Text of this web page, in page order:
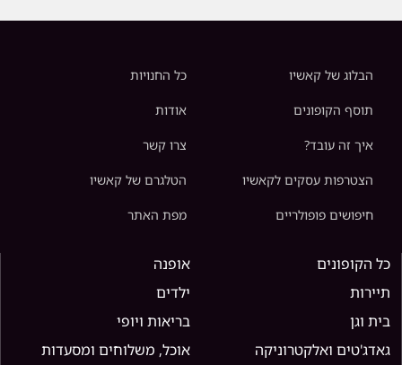
הבלוג של קאשיו כל החנויות
תוסף הקופונים אודות
איך זה עובד? צרו קשר
הצטרפות עסקים לקאשיו הטלגרם של קאשיו
חיפושים פופולריים מפת האתר
כל הקופונים
אופנה
תיירות
ילדים
בית וגן
בריאות ויופי
גאדג'טים ואלקטרוניקה
אוכל, משלוחים ומסעדות